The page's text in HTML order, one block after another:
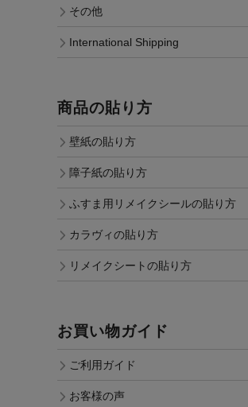
その他
International Shipping
商品の貼り方
壁紙の貼り方
障子紙の貼り方
ふすま用リメイクシールの貼り方
カラヴィの貼り方
リメイクシートの貼り方
お買い物ガイド
ご利用ガイド
お客様の声